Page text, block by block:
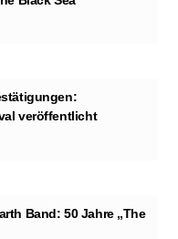
veröffentlicht
Band: 50 Jahre „The